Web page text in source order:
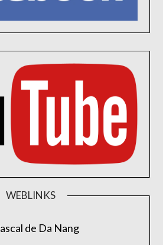
WEBLINKS
de Da Nang